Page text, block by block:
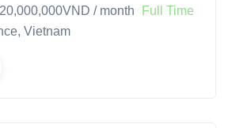
20,000,000VND / month
Full Time
Vietnam